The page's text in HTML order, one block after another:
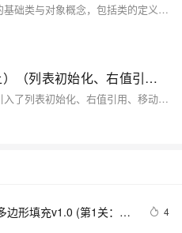
在上一篇博客中，我们学习了C++的基础类与对象概念，包括类的定义、对象的使用和构造函数的作用。在这一篇，我们将深入探讨C++类的一些重要特性，如构造函数的高级用法、类型转换、static成员、友元、内部类、匿名对象，以及对象拷贝优化等。这些内容可以帮助你更好地理解和应用面向对象编程的核心理念，提升代码的健壮性、灵活性和可维护性。
【c++11】c++11新特性（上）（列表初始化、右值引用和移动语义、类的新默认成员函数、lambda表达式）
C++11为C++带来了革命性变化，引入了列表初始化、右值引用、移动语义、类的新默认成员函数和lambda表达式等特性。列表初始化统一了对象初始化方式，initializer_list简化了容器多元素初始化；右值引用和移动语义优化了资源管理，减少拷贝开销；类新增移动构造和移动赋值函数提升性能；lambda表达式提供匿名函数对象，增强代码简洁性和灵活性。这些特性共同推动了现代C++编程的发展，提升了开发效率与程序性能。
边形填充v1.0 (第1关：扫
4